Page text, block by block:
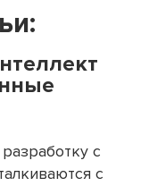
с
с